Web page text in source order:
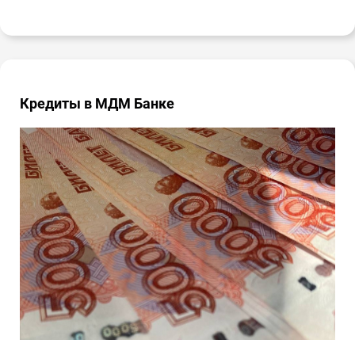
Кредиты в МДМ Банке